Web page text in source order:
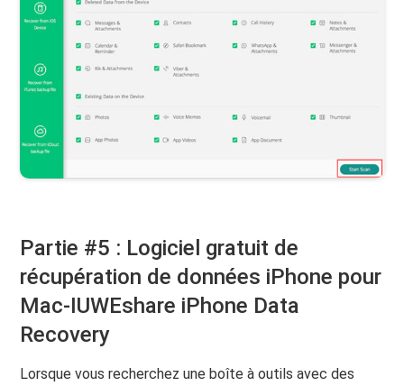
Partie #5 : Logiciel gratuit de
récupération de données iPhone pour
Mac-IUWEshare iPhone Data
Recovery
Lorsque vous recherchez une boîte à outils avec des